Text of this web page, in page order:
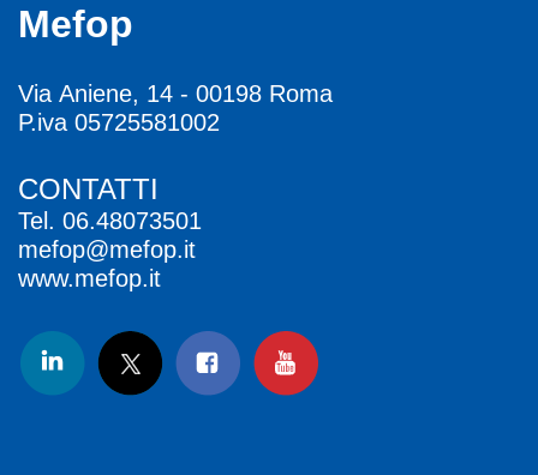
Mefop
Via Aniene, 14 - 00198 Roma
P.iva 05725581002
CONTATTI
Tel. 06.48073501
mefop@mefop.it
www.mefop.it